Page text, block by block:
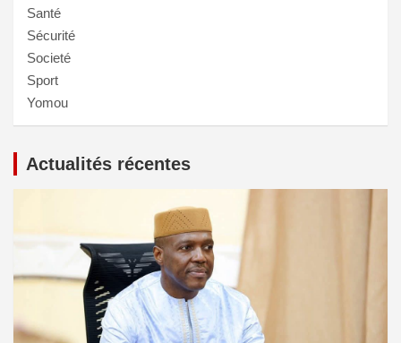
Santé
Sécurité
Societé
Sport
Yomou
Actualités récentes